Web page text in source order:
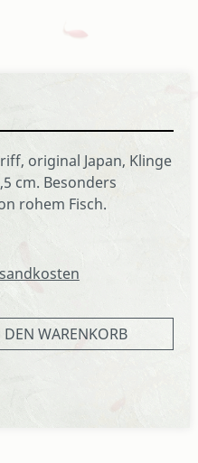
original Japan, Klinge
cm. Besonders
rohem Fisch.
den
WARENKORB